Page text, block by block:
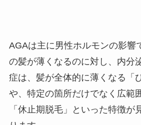
AGAは主に男性ホルモンの影響
の髪が薄くなるのに対し、内分
症は、髪が全体的に薄くなる「
や、特定の箇所だけでなく広範
「休止期脱毛」といった特徴が